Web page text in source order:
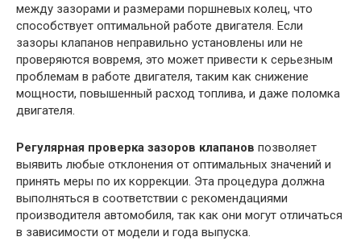
между зазорами и размерами поршневых колец, что
способствует оптимальной работе двигателя. Если
зазоры клапанов неправильно установлены или не
проверяются вовремя, это может привести к серьезным
проблемам в работе двигателя, таким как снижение
мощности, повышенный расход топлива, и даже поломка
двигателя.
Регулярная проверка зазоров клапанов позволяет
выявить любые отклонения от оптимальных значений и
принять меры по их коррекции. Эта процедура должна
выполняться в соответствии с рекомендациями
производителя автомобиля, так как они могут отличаться
в зависимости от модели и года выпуска.